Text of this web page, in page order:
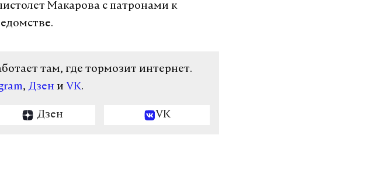
Макарова с патронами к
там, где тормозит интернет.
, Дзен и VK.
Дзен VK